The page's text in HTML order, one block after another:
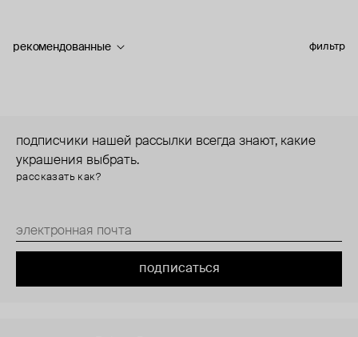
фильтр
рекомендованные
подписчики нашей рассылки всегда знают, какие
украшения выбрать.
рассказать как?
подписаться